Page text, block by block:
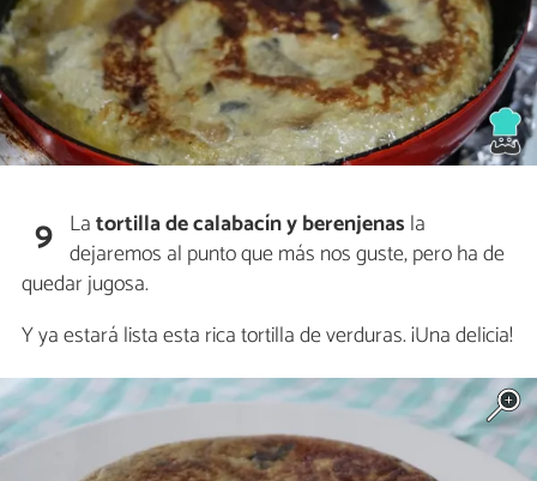
9 Latortilla de calabacín y berenjenas la
dejaremos al punto que más nos guste, pero ha de
quedar jugosa.
Y ya estará lista esta rica tortilla de verduras. ¡Una delicia!